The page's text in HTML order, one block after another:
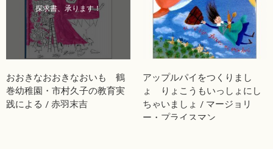
探求書、承ります！
おおきなおおきなおいも 鶴
巻幼稚園・市村久子の教育実
践による / 赤羽末吉
アップルパイをつくりまし
ょ りょこうもいっしょにし
ちゃいましょ / マージョリ
ー・プライスマン